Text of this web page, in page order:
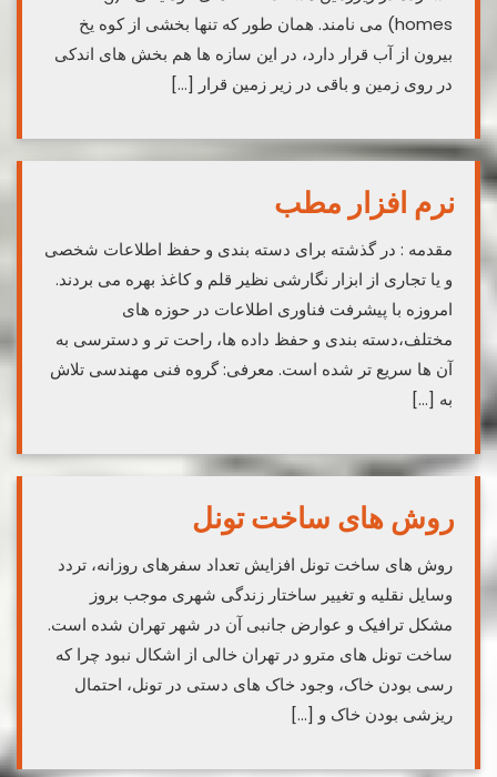
homes) می نامند. همان طور که تنها بخشی از کوه یخ
بیرون از آب قرار دارد، در این سازه ها هم بخش های اندکی
در روی زمین و باقی در زیر زمین قرار […]
نرم افزار مطب
مقدمه : در گذشته برای دسته بندی و حفظ اطلاعات شخصی
و یا تجاری از ابزار نگارشی نظیر قلم و کاغذ بهره می بردند.
امروزه با پیشرفت فناوری اطلاعات در حوزه های
مختلف،دسته بندی و حفظ داده ها، راحت تر و دسترسی به
آن ها سریع تر شده است. معرفی: گروه فنی مهندسی تلاش
به […]
روش های ساخت تونل
روش های ساخت تونل افزایش تعداد سفرهای روزانه، تردد
وسایل نقلیه و تغییر ساختار زندگی شهری موجب بروز
مشکل ترافیک و عوارض جانبی آن در شهر تهران شده است.
ساخت تونل های مترو در تهران خالی از اشکال نبود چرا که
رسی بودن خاک، وجود خاک های دستی در تونل، احتمال
ریزشی بودن خاک و […]